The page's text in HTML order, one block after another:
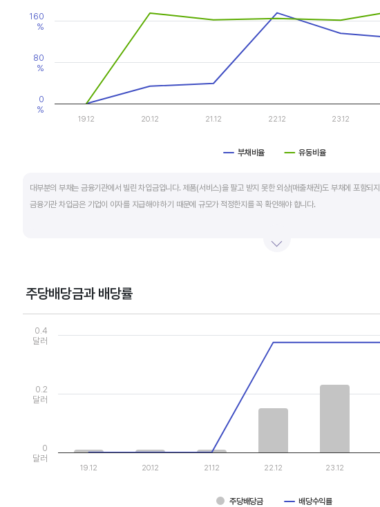
The chart has 2 Y axes displaying values, and values.
부채비율 유동비율
19.12 20.12 21.12 22.12 23.12
0
%
80
%
160
%
대부분의 부채는 금융기관에서 빌린 차입금입니다. 제품(서비스)을 팔고 받지 못한 외상(매출채권)도 부채에 포함되
금융기관 차입금은 기업이 이자를 지급해야 하기 때문에 규모가 적정한지를 꼭 확인해야 합니다.
주당배당금과 배당률
Chart
Combination chart with 2 data series.
View as data table, Chart
The chart has 2 Y axes displaying values, and values.
주당배당금 배당수익률
19.12 20.12 21.12 22.12 23.12
0
달러
0.2
달러
0.4
달러